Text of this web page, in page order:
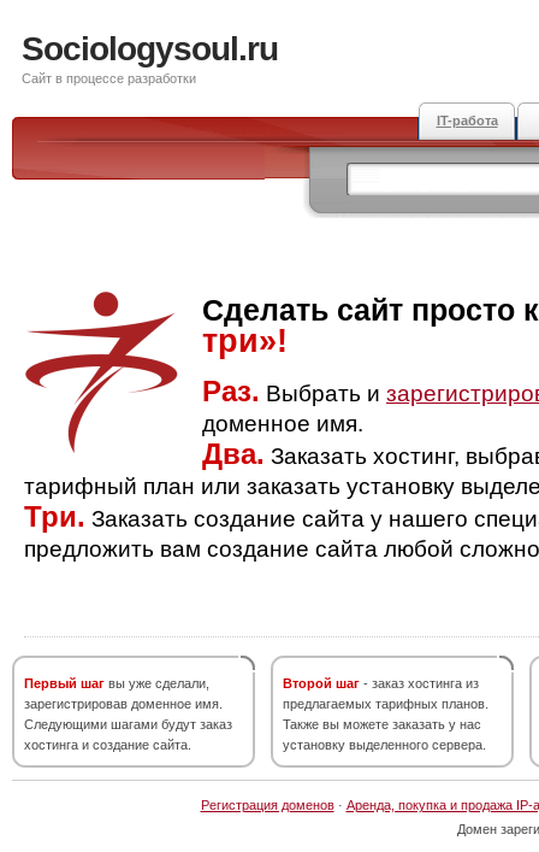
Sociologysoul.ru
Сайт в процессе разработки
IT-работа
Сделать сайт просто
три»!
Раз. Выбрать и
доменное имя.
Два. Заказать хостинг,
тарифный план или заказать установку
Три. Заказать создание сайта у нашего
предложить вам создание сайта любой
Первый шаг вы уже сделали,
зарегистрировав доменное имя.
Следующими шагами будут заказ
хостинга и создание сайта.
Второй шаг - заказ хостинга из
предлагаемых тарифных планов.
Также вы можете заказать у нас
установку выделенного сервера.
Регистрация доменов· Аренда, покупка и продажа IP-
Домен